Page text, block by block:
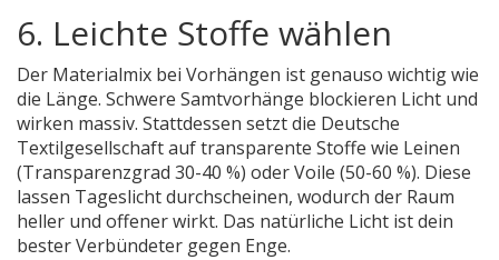
6. Leichte Stoffe wählen
Der Materialmix bei Vorhängen ist genauso wichtig wie
die Länge. Schwere Samtvorhänge blockieren Licht und
wirken massiv. Stattdessen setzt die Deutsche
Textilgesellschaft auf transparente Stoffe wie Leinen
(Transparenzgrad 30-40 %) oder Voile (50-60 %). Diese
lassen Tageslicht durchscheinen, wodurch der Raum
heller und offener wirkt. Das natürliche Licht ist dein
bester Verbündeter gegen Enge.